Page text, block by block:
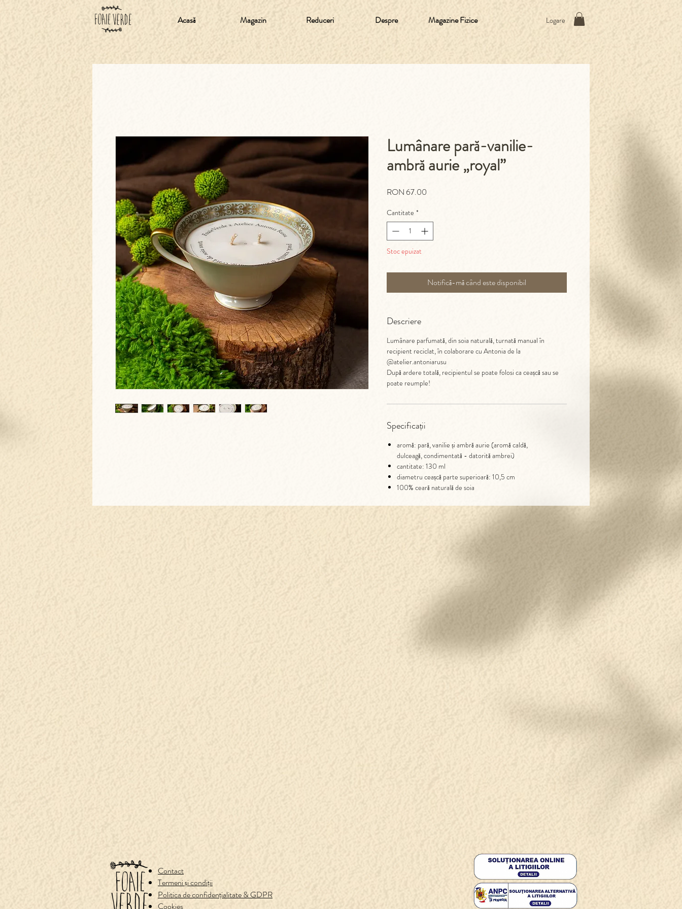
Acasă Magazin Reduceri Despre Magazine Fizice Logare
Lumânare pară-vanilie-
ambră aurie „royal”
RON 67.00
Cantitate *
Stoc epuizat
Notifică-mă când este disponibil
Descriere
Lumânare parfumată, din soia naturală, turnată manual în
recipient reciclat, în colaborare cu Antonia de la
@atelier.antoniarusu
După ardere totală, recipientul se poate folosi ca ceașcă sau se
poate reumple!
Specificații
aromă: pară, vanilie și ambră aurie (aromă caldă,
dulceagă, condimentată - datorită ambrei)
cantitate: 130 ml
diametru ceașcă parte superioară: 10,5 cm
100% ceară naturală de soia
Contact
Termeni și condiții
Politica de confidențialitate & GDPR
Cookies